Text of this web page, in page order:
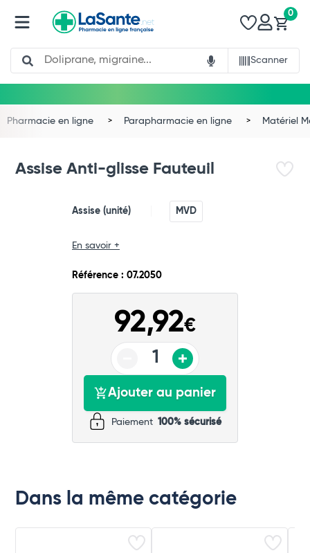
Search
Scanner
0
Pharmacie en ligne Parapharmacie en ligne Matériel
Assise Anti-glisse Fauteuil
Assise (unité) MVD
En savoir +
Référence : 07.2050
92,92€
Ajouter au panier
Paiement 100% sécurisé
Dans la même catégorie